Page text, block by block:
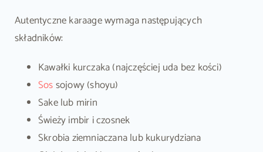
Autentyczne karaage wymaga następujących
składników:
Kawałki kurczaka (najczęściej uda bez kości)
Sossojowy (shoyu)
Sake lub mirin
Świeży imbir i czosnek
Skrobia ziemniaczana lub kukurydziana